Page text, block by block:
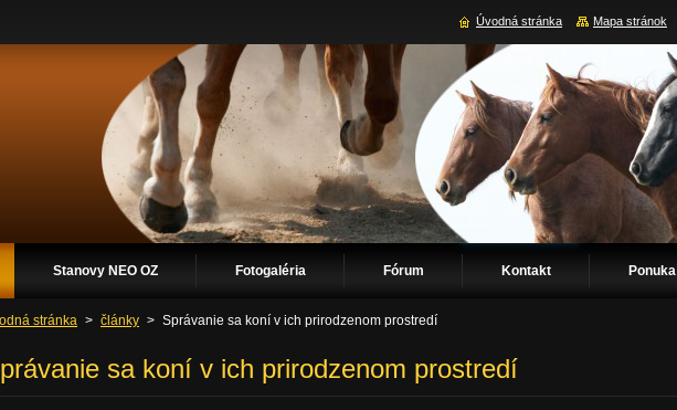
Stanovy NEO OZ Fotogaléria Fórum Kontakt Ponuka
stránka > články > Správanie sa koní v ich prirodzenom prostredí
sa koní v ich prirodzenom prostredí
Úvodná stránka Mapa stránok